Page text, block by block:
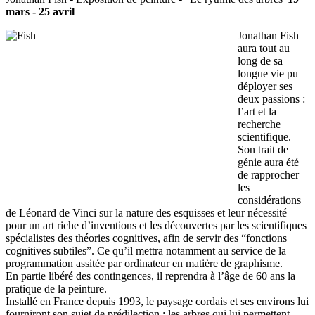
mars - 25 avril
Jonathan Fish
aura tout au
long de sa
longue vie pu
déployer ses
deux passions :
l’art et la
recherche
scientifique.
Son trait de
génie aura été
de rapprocher
les
considérations
de Léonard de Vinci sur la nature des esquisses et leur nécessité
pour un art riche d’inventions et les découvertes par les scientifiques
spécialistes des théories cognitives, afin de servir des “fonctions
cognitives subtiles”. Ce qu’il mettra notamment au service de la
programmation assitée par ordinateur en matière de graphisme.
En partie libéré des contingences, il reprendra à l’âge de 60 ans la
pratique de la peinture.
Installé en France depuis 1993, le paysage cordais et ses environs lui